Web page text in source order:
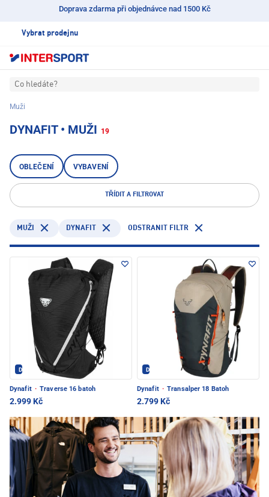
Doprava zdarma při objednávce nad 1500 Kč
Vybrat prodejnu
Co hledáte?
Muži
DYNAFIT • MUŽI 19
OBLEČENÍ VYBAVENÍ
TŘÍDIT A FILTROVAT
MUŽI DYNAFIT ODSTRANIT FILTR
Dynafit - PEC POD SNĚŽKOU
Dynafit · Traverse 16 batoh
2.999 Kč
Dynafit - PEC POD SNĚŽKOU
Dynafit · Transalper 18 Batoh
2.799 Kč